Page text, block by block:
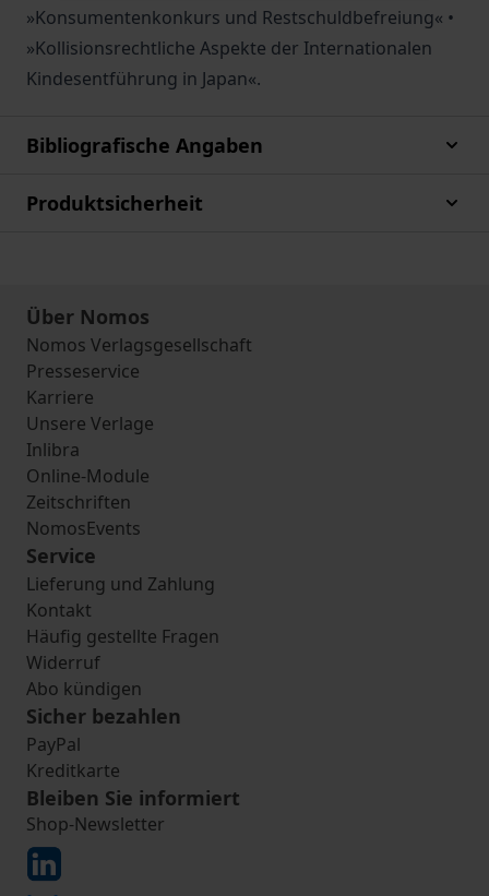
»Konsumentenkonkurs und Restschuldbefreiung« •
»Kollisionsrechtliche Aspekte der Internationalen
Kindesentführung in Japan«.
Bibliografische Angaben
Produktsicherheit
Über Nomos
Nomos Verlagsgesellschaft
Presseservice
Karriere
Unsere Verlage
Inlibra
Online-Module
Zeitschriften
NomosEvents
Service
Lieferung und Zahlung
Kontakt
Häufig gestellte Fragen
Widerruf
Abo kündigen
Sicher bezahlen
PayPal
Kreditkarte
Bleiben Sie informiert
Shop-Newsletter